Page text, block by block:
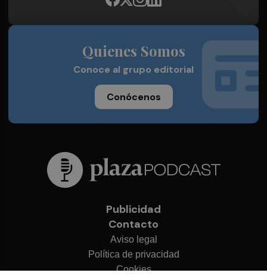
Quienes Somos
Conoce al grupo editorial
Conócenos
Publicidad
Contacto
Aviso legal
Política de privacidad
Cookies